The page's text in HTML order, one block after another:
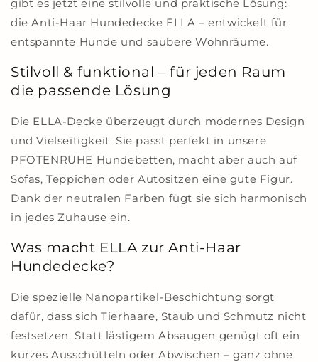
gibt es jetzt eine stilvolle und praktische Lösung:
die Anti-Haar Hundedecke ELLA – entwickelt für
entspannte Hunde und saubere Wohnräume.
Stilvoll & funktional – für jeden Raum
die passende Lösung
Die ELLA-Decke überzeugt durch modernes Design
und Vielseitigkeit. Sie passt perfekt in unsere
PFOTENRUHE Hundebetten, macht aber auch auf
Sofas, Teppichen oder Autositzen eine gute Figur.
Dank der neutralen Farben fügt sie sich harmonisch
in jedes Zuhause ein.
Was macht ELLA zur Anti-Haar
Hundedecke?
Die spezielle Nanopartikel-Beschichtung sorgt
dafür, dass sich Tierhaare, Staub und Schmutz nicht
festsetzen. Statt lästigem Absaugen genügt oft ein
kurzes Ausschütteln oder Abwischen – ganz ohne